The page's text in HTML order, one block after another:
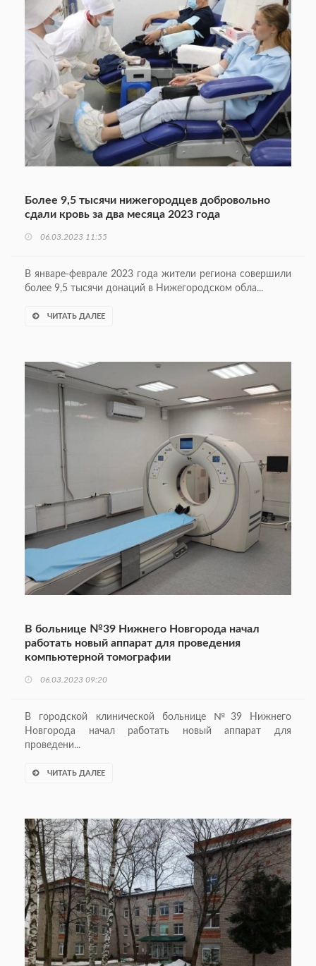
Более 9,5 тысячи нижегородцев добровольно
сдали кровь за два месяца 2023 года
06.03.2023 11:55
В январе-феврале 2023 года жители региона совершили
более 9,5 тысячи донаций в Нижегородском обла...
ЧИТАТЬ ДАЛЕЕ
В больнице №39 Нижнего Новгорода начал
работать новый аппарат для проведения
компьютерной томографии
06.03.2023 09:20
В городской клинической больнице №39 Нижнего
Новгорода начал работать новый аппарат для
проведени...
ЧИТАТЬ ДАЛЕЕ